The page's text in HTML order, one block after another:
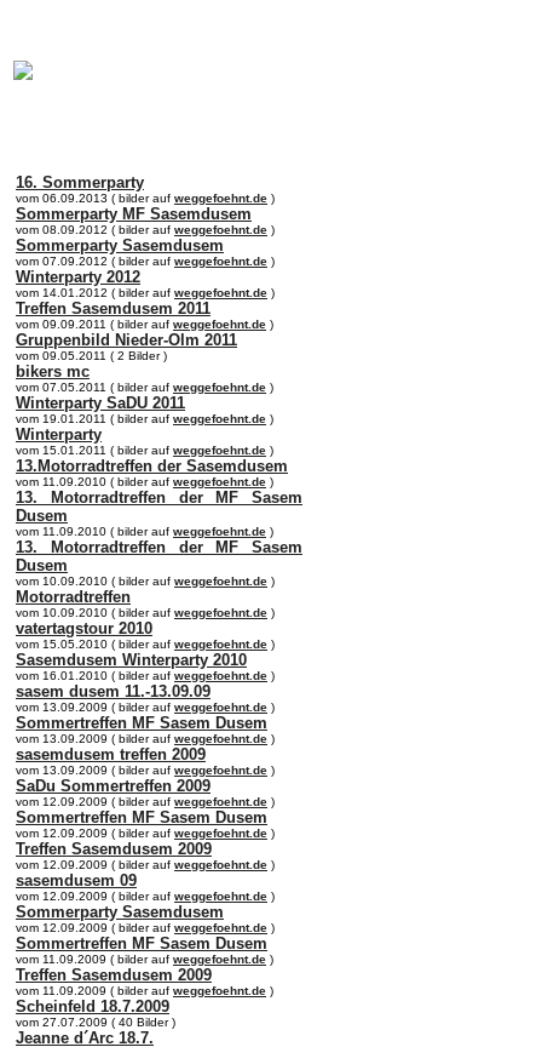
16. Sommerparty
vom 06.09.2013 ( bilder auf weggefoehnt.de )
Sommerparty MF Sasemdusem
vom 08.09.2012 ( bilder auf weggefoehnt.de )
Sommerparty Sasemdusem
vom 07.09.2012 ( bilder auf weggefoehnt.de )
Winterparty 2012
vom 14.01.2012 ( bilder auf weggefoehnt.de )
Treffen Sasemdusem 2011
vom 09.09.2011 ( bilder auf weggefoehnt.de )
Gruppenbild Nieder-Olm 2011
vom 09.05.2011 ( 2 Bilder )
bikers mc
vom 07.05.2011 ( bilder auf weggefoehnt.de )
Winterparty SaDU 2011
vom 19.01.2011 ( bilder auf weggefoehnt.de )
Winterparty
vom 15.01.2011 ( bilder auf weggefoehnt.de )
13.Motorradtreffen der Sasemdusem
vom 11.09.2010 ( bilder auf weggefoehnt.de )
13. Motorradtreffen der MF Sasem
Dusem
vom 11.09.2010 ( bilder auf weggefoehnt.de )
13. Motorradtreffen der MF Sasem
Dusem
vom 10.09.2010 ( bilder auf weggefoehnt.de )
Motorradtreffen
vom 10.09.2010 ( bilder auf weggefoehnt.de )
vatertagstour 2010
vom 15.05.2010 ( bilder auf weggefoehnt.de )
Sasemdusem Winterparty 2010
vom 16.01.2010 ( bilder auf weggefoehnt.de )
sasem dusem 11.-13.09.09
vom 13.09.2009 ( bilder auf weggefoehnt.de )
Sommertreffen MF Sasem Dusem
vom 13.09.2009 ( bilder auf weggefoehnt.de )
sasemdusem treffen 2009
vom 13.09.2009 ( bilder auf weggefoehnt.de )
SaDu Sommertreffen 2009
vom 12.09.2009 ( bilder auf weggefoehnt.de )
Sommertreffen MF Sasem Dusem
vom 12.09.2009 ( bilder auf weggefoehnt.de )
Treffen Sasemdusem 2009
vom 12.09.2009 ( bilder auf weggefoehnt.de )
sasemdusem 09
vom 12.09.2009 ( bilder auf weggefoehnt.de )
Sommerparty Sasemdusem
vom 12.09.2009 ( bilder auf weggefoehnt.de )
Sommertreffen MF Sasem Dusem
vom 11.09.2009 ( bilder auf weggefoehnt.de )
Treffen Sasemdusem 2009
vom 11.09.2009 ( bilder auf weggefoehnt.de )
Scheinfeld 18.7.2009
vom 27.07.2009 ( 40 Bilder )
Jeanne d´Arc 18.7.